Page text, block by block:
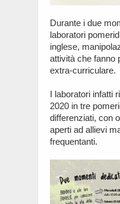
Durante i due
laboratori
inglese,
attività che fanno
extra-curriculare.
I laboratori infatti
2020 in tre
differenziati, con
aperti ad allievi
frequentanti.